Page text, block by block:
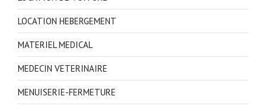
LOCATION HEBERGEMENT
MATERIEL MEDICAL
MEDECIN VETERINAIRE
MENUISERIE-FERMETURE